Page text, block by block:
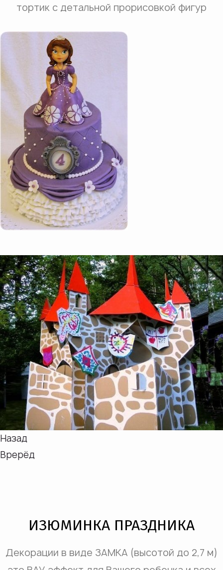
тортик с детальной прорисовкой фигур
Назад
Врерёд
ИЗЮМИНКА ПРАЗДНИКА
Декорации в виде ЗАМКА (высотой до 2,7 м)